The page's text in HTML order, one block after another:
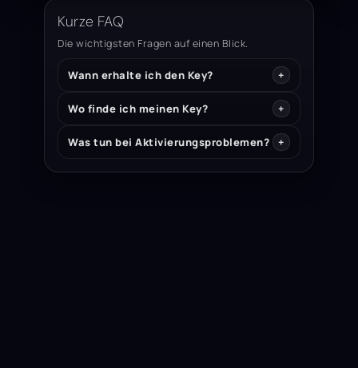
Kurze FAQ
Die wichtigsten Fragen auf einen Blick.
Wann erhalte ich den Key?
Wo finde ich meinen Key?
Was tun bei Aktivierungsproblemen?